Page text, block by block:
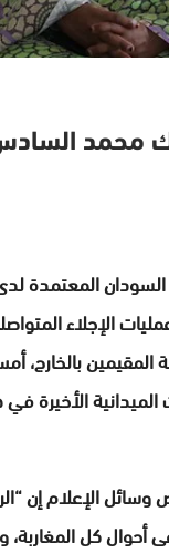
السادس
المعتمدة
الإجلاء
بالخارج،
الأخيرة
الإعلام إن
أحوال كل